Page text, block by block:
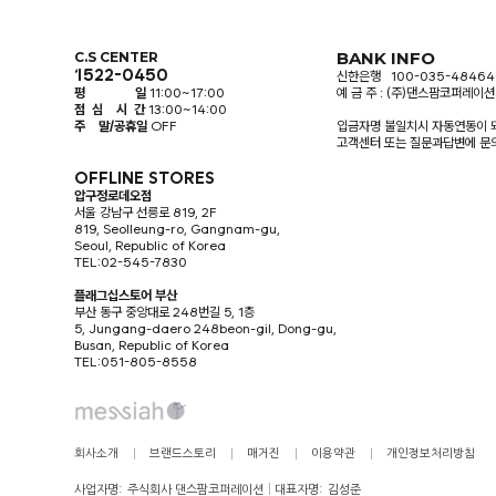
회사소개 브랜드스토리 매거진 이용약관 개인정보처리방침
사업자명: 주식회사 댄스팜코퍼레이션 대표자명: 김성준
C.S CENTER
1522-0450
평 일 11:00~17:00
점 심 시 간13:00~14:00
주 말/공휴일 OFF
OFFLINE STORES
압구정로데오점
서울 강남구 선릉로 819, 2F
819, Seolleung-ro, Gangnam-gu,
Seoul, Republic of Korea
TEL:02-545-7830
플래그십스토어 부산
부산 동구 중앙대로 248번길 5, 1층
5, Jungang-daero 248beon-gil, Dong-gu,
Busan, Republic of Korea
TEL:051-805-8558
BANK INFO
신한은행 100-035-
예 금 주 : (주)댄스팜코퍼레이션
입금자명 불일치시 자동연동이
고객센터 또는 질문과답변에 문